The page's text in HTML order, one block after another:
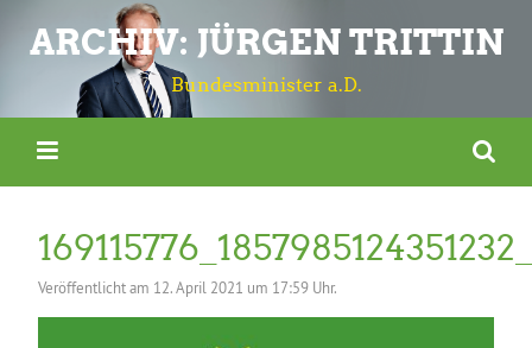
ARCHIV: JÜRGEN TRITTIN
Bundesminister a.D.
Veröffentlicht am 12. April 2021 um 17:59 Uhr.